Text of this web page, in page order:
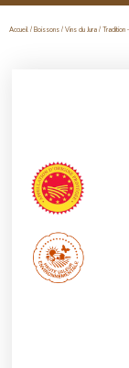
Accueil / Boissons / Vins du Jura / Tradition